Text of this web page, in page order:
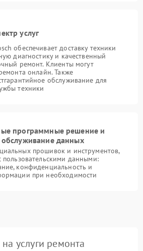
услуг
обеспечивает доставку техники
диагностику и качественный
ремонт. Клиенты могут
онлайн. Также
обслуживание для
техники
программные решение и
обслуживание данных
прошивок и инструментов,
пользовательскими данными:
конфиденциальность и
при необходимости
услуги ремонта